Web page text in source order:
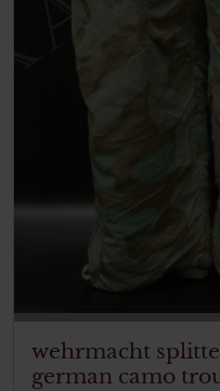
wehrmacht
german camo